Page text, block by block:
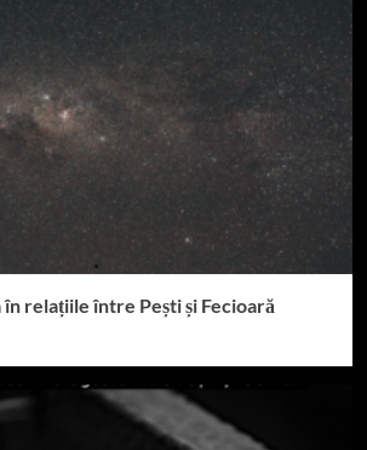
relațiile între Pești și Fecioară